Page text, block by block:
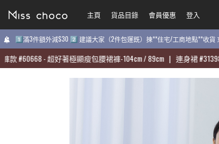
主頁 貨品目錄 會員優惠 登入
1️⃣滿3件額外減$30 2️⃣ 建議大家（2件包運既）揀**住宅/工商地點**收
60668-超好著極顯瘦包腰裙褲-104cm / 89cm | 連身裙 #31398-質
主頁 貨品目錄 會員優惠 登入
1️⃣滿3件額外減$30 2️⃣ 建議大家（2件包運既）揀**住宅/工商地點**收
60668-超好著極顯瘦包腰裙褲-104cm / 89cm | 連身裙 #31398-質